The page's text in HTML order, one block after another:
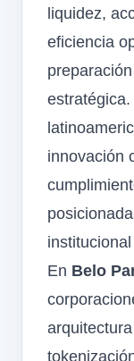
liquidez,
eficiencia
innovación
En Belo